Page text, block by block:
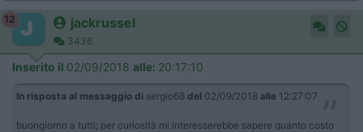
12 jackrussel
3436
Inserito il 02/09/2018 alle: 20:17:10
In risposta al messaggio di sergio68 del 02/09/2018 alle 12:27:07
buongiorno a tutti; per curiosità mi interesserebbe sapere quanto costo